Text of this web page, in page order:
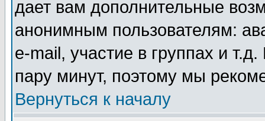
дает вам дополнительные
анонимным пользователям:
e-mail, участие в группах и
пару минут, поэтому мы
Вернуться к началу